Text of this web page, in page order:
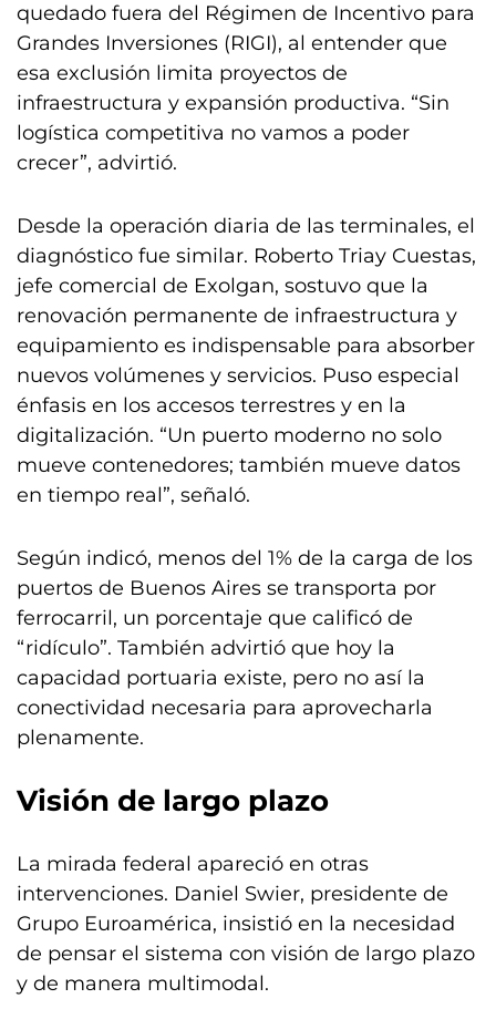
quedado fuera del Régimen de Incentivo para
Grandes Inversiones (RIGI), al entender que
esa exclusión limita proyectos de
infraestructura y expansión productiva. “Sin
logística competitiva no vamos a poder
crecer”, advirtió.
Desde la operación diaria de las terminales, el
diagnóstico fue similar. Roberto Triay Cuestas,
jefe comercial de Exolgan, sostuvo que la
renovación permanente de infraestructura y
equipamiento es indispensable para absorber
nuevos volúmenes y servicios. Puso especial
énfasis en los accesos terrestres y en la
digitalización. “Un puerto moderno no solo
mueve contenedores; también mueve datos
en tiempo real”, señaló.
Según indicó, menos del 1% de la carga de los
puertos de Buenos Aires se transporta por
ferrocarril, un porcentaje que calificó de
“ridículo”. También advirtió que hoy la
capacidad portuaria existe, pero no así la
conectividad necesaria para aprovecharla
plenamente.
Visión de largo plazo
La mirada federal apareció en otras
intervenciones. Daniel Swier, presidente de
Grupo Euroamérica, insistió en la necesidad
de pensar el sistema con visión de largo plazo
y de manera multimodal.